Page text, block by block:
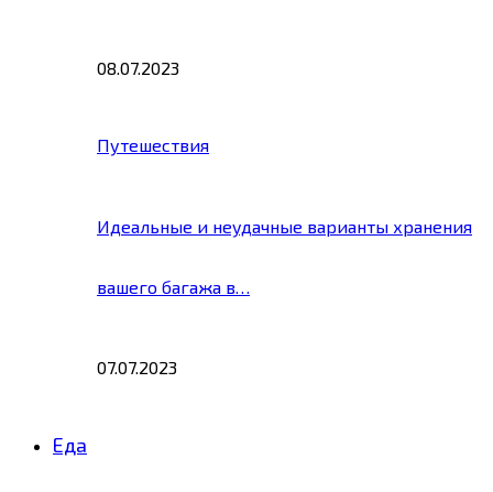
08.07.2023
Путешествия
Идеальные и неудачные варианты хранения
вашего багажа в…
07.07.2023
Еда